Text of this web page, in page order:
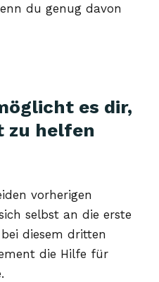
du genug davon
es dir,
zu helfen
vorherigen
selbst an die erste
diesem dritten
die Hilfe für